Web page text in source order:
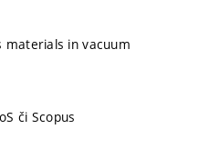
materials in vacuum
či Scopus